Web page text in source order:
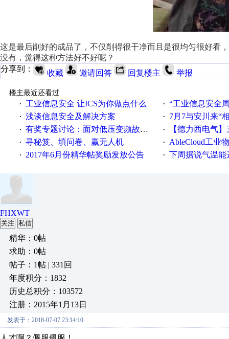
这是最后削好的成品了，不仅削得很干净而且是很均匀很好看
没有，觉得这种方法好不好呢？
分享到：
收藏 邀请回答 回复楼主 举报
楼主最近还看过
·
工业信息安全 让ICS为你做点什么 · “工业信息安全周之我见”
· 浅谈信息安全及解决方案 · 7月7与安川来“
· 有奖专题讨论：面对低压变频故障，老手是这样解决的！ · 【德力西电气】三
· 寻秘笈、填问卷、赢无人机 · AbleCloud工业物联
· 2017年6月份精华帖奖励发放公告 · 下周据说气温能
FHXWT
关注 私信
精华：0帖
求助：0帖
帖子：1帖 | 331回
年度积分：1832
历史总积分：103572
注册：2015年1月13日
发表于：2018-07-07 23:14:10